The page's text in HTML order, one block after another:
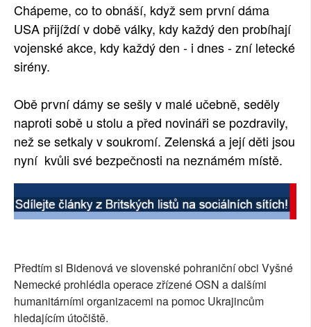
Chápeme, co to obnáší, když sem první dáma
USA přijíždí v době války, kdy každý den probíhají
vojenské akce, kdy každý den - i dnes - zní letecké
sirény.
Obě první dámy se sešly v malé učebně, seděly
naproti sobě u stolu a před novináři se pozdravily,
než se setkaly v soukromí. Zelenská a její děti jsou
nyní kvůli své bezpečnosti na neznámém místě.
Předtím si Bidenová ve slovenské pohraniční obci Vyšné
Nemecké prohlédla operace zřízené OSN a dalšími
humanitárními organizacemi na pomoc Ukrajincům
hledajícím útočiště.